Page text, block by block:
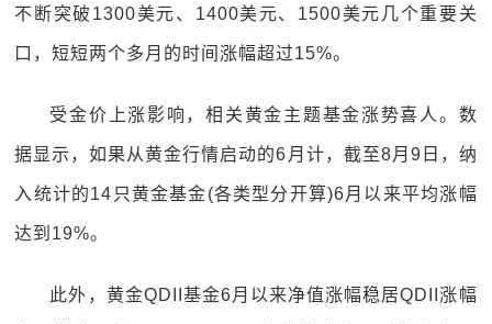
不断突破1300美元、1400美元、1500美元几个重要关
口，短短两个多月的时间涨幅超过15%。
受金价上涨影响，相关黄金主题基金涨势喜人。数
据显示，如果从黄金行情启动的6月计，截至8月9日，纳
入统计的14只黄金基金(各类型分开算)6月以来平均涨幅
达到19%。
此外，黄金QDII基金6月以来净值涨幅稳居QDII涨幅